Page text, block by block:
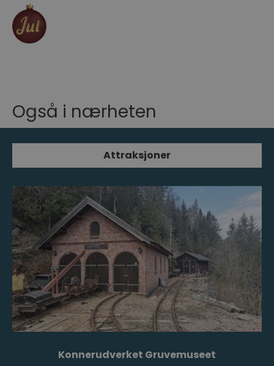
Jul
Også i nærheten
Attraksjoner
Konnerudverket Gruvemuseet